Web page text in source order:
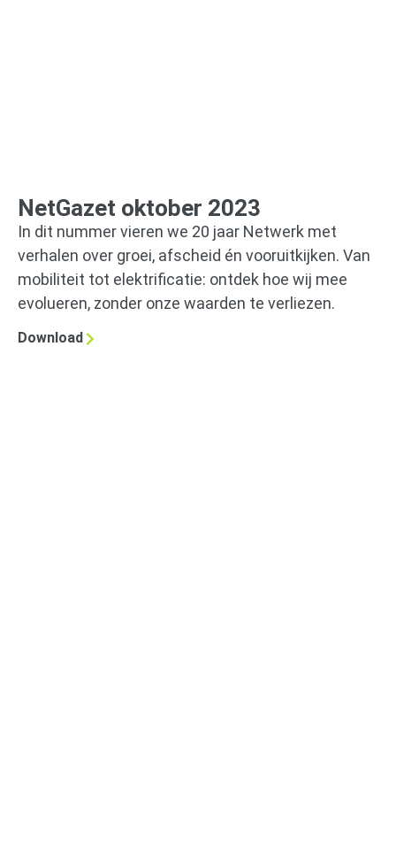
NetGazet oktober 2023
In dit nummer vieren we 20 jaar Netwerk met
verhalen over groei, afscheid én vooruitkijken. Van
mobiliteit tot elektrificatie: ontdek hoe wij mee
evolueren, zonder onze waarden te verliezen.
Download